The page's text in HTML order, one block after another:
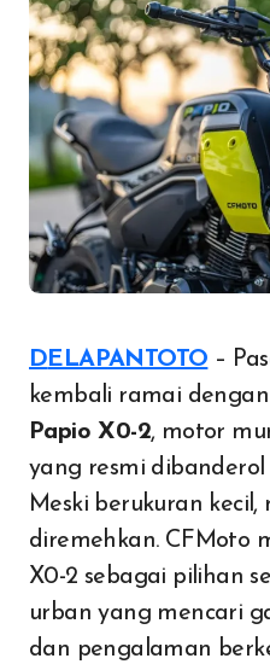
DELAPANTOTO –
kembali ramai
Papio X0-2, motor
yang resmi dibanderol
Meski berukuran
diremehkan. CFMoto
X0-2 sebagai pilihan
urban yang mencari
dan pengalaman